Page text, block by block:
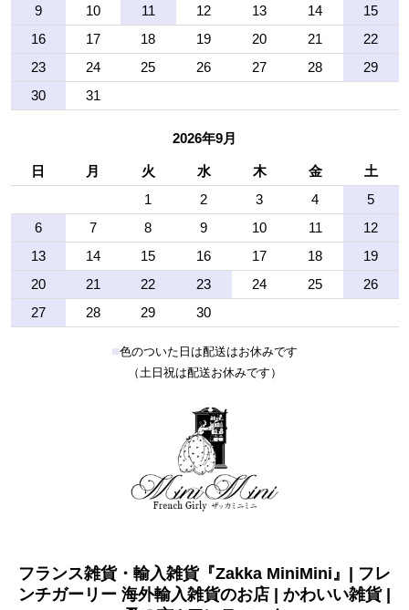
9
10 11 12 13 14
15
16
17 18 19 20 21
22
23
24 25 26 27 28
29
30
31
2026年9月
日 月 火 水 木 金
土
1
2 3 4
5
6
7 8 9 10 11
12
13
14 15 16 17 18
19
20
21 22 23 24 25
26
27
28 29 30
■色のついた日は配送はお休みです
（土日祝は配送お休みです）
フランス雑貨・輸入雑貨『Zakka MiniMini』| フレ
ンチガーリー 海外輸入雑貨のお店 | かわいい雑貨 |